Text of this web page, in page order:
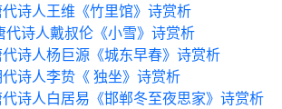
代诗人王维《竹里馆》诗赏析
代诗人戴叔伦《小雪》诗赏析
代诗人杨巨源《城东早春》诗赏析
代诗人李贽《​ 独坐》诗赏析
代诗人白居易《邯郸冬至夜思家》诗赏析